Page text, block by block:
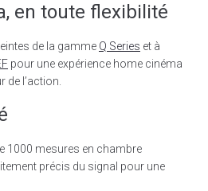
en toute flexibilité
de la gamme Q Series et à
pour une expérience home cinéma
l’action.
1000 mesures en chambre
précis du signal pour une